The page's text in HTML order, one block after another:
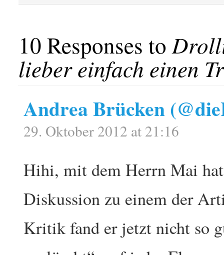
10 Responses to
lieber einfach einen
Andrea Brücken
29. Oktober 2012 at 21:16
Hihi, mit dem Herrn Mai
Diskussion zu einem der
Kritik fand er jetzt nicht so